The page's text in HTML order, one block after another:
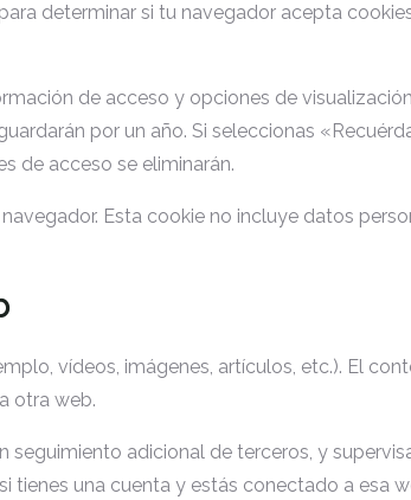
determinar si tu navegador acepta
de acceso y opciones de
por un año. Si seleccionas
de acceso se eliminarán.
Esta cookie no incluye datos
vídeos, imágenes, artículos, etc.). El
otra web.
adicional de terceros, y
tienes una cuenta y estás conectado a esa